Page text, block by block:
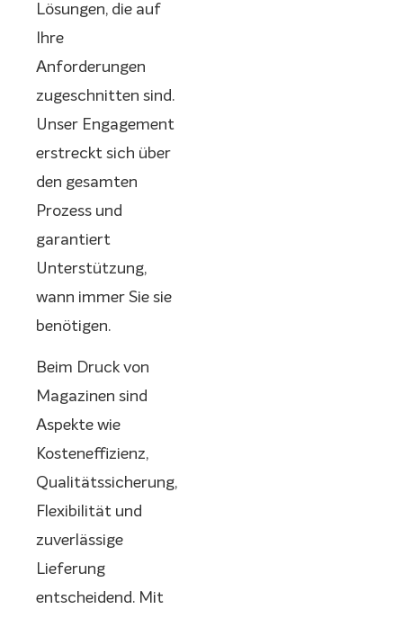
Lösungen, die auf
Ihre
Anforderungen
zugeschnitten sind.
Unser Engagement
erstreckt sich über
den gesamten
Prozess und
garantiert
Unterstützung,
wann immer Sie sie
benötigen.
Beim Druck von
Magazinen sind
Aspekte wie
Kosteneffizienz,
Qualitätssicherung,
Flexibilität und
zuverlässige
Lieferung
entscheidend. Mit